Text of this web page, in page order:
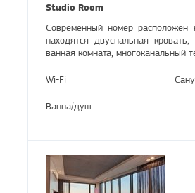
Studio Room
Современный номер
находятся двуспальная
ванная комната, многоканальный
Wi-Fi
Ванна/душ